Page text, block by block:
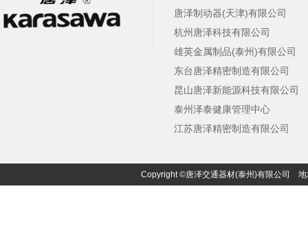
唐泽制动器(天津)有限公司
杭州唐泽科技有限公司
雄英金属制品(泰州)有限公司
东台唐泽精密制造有限公司
昆山唐泽新能源科技有限公司
泰州泽泰健康管理中心
江苏唐泽精密制造有限公司
Copyright ©唐泽交通器材(泰州)有限公司